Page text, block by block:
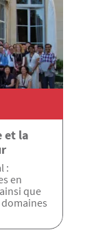
et la
:
en
que